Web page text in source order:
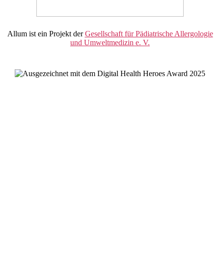
Allum ist ein Projekt derGesellschaft für Pädiatrische Allergologie
und Umweltmedizin e. V.